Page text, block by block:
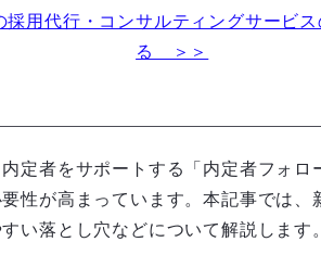
採用代行・コンサルティングサービ
る ＞＞
定者をサポートする「内定者フォロ
性が高まっています。本記事では、
い落とし穴などについて解説します。